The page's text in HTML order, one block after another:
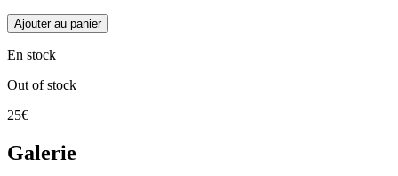
Ajouter au panier
En stock
Out of stock
25€
Galerie